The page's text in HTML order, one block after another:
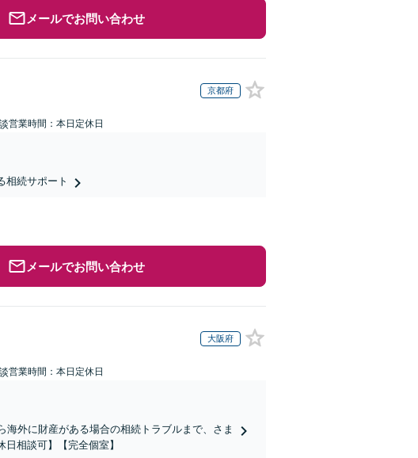
メールでお問い合わせ
京都府
営業時間：本日定休日
相続サポート
メールでお問い合わせ
大阪府
営業時間：本日定休日
海外に財産がある場合の相続トラブルまで、さま
相談可】【完全個室】